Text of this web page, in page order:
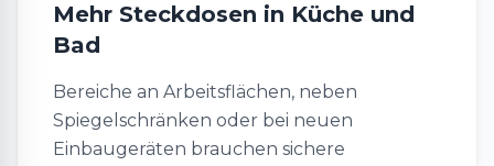
Mehr Steckdosen in Küche und
Bad
Bereiche an Arbeitsflächen, neben
Spiegelschränken oder bei neuen
Einbaugeräten brauchen sichere